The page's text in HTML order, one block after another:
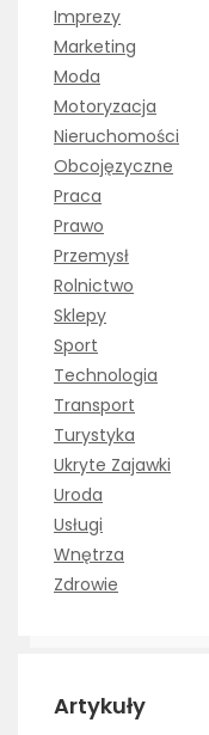
Imprezy
Marketing
Moda
Motoryzacja
Nieruchomości
Obcojęzyczne
Praca
Prawo
Przemysł
Rolnictwo
Sklepy
Sport
Technologia
Transport
Turystyka
Ukryte Zajawki
Uroda
Usługi
Wnętrza
Zdrowie
Artykuły